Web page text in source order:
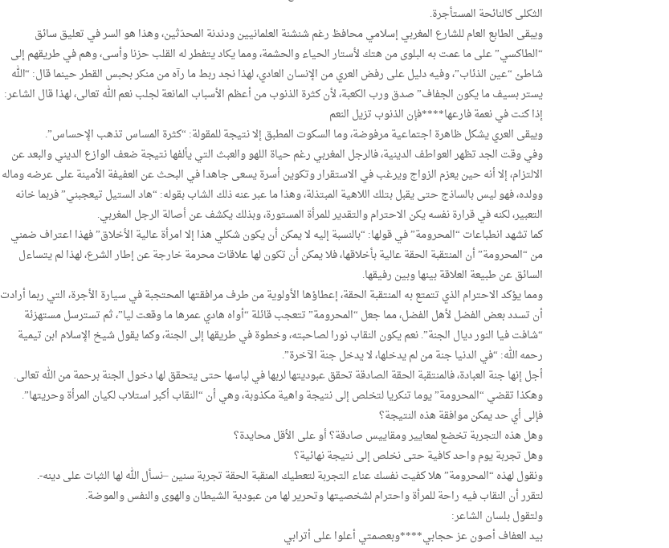
الثكلى كالنائحة المستأجرة.
ويبقى الطابع العام للشارع المغربي إسلامي محافظ رغم شنشنة العلمانيين ودندنة المحدَثين، وهذا هو السر في تعليق سائق
“الطاكسي” على ما عمت به البلوى من هتك لأستار الحياء والحشمة، ومما يكاد يتفطر له القلب حزنا وأسى، وهم في طريقهم إلى
شاطئ “عين الذئاب”، وفيه دليل على رفض العري من الإنسان العادي، لهذا نجد ربط ما رآه من منكر بحبس القطر حينما قال: “الله
يستر بسيف ما يكون الجفاف” صدق ورب الكعبة، لأن كثرة الذنوب من أعظم الأسباب المانعة لجلب نعم الله تعالى، لهذا قال الشاعر:
إذا كنت في نعمة فارعها****فإن الذنوب تزيل النعم
ويبقى العري يشكل ظاهرة اجتماعية مرفوضة، وما السكوت المطبق إلا نتيجة للمقولة: “كثرة المساس تذهب الإحساس”.
وفي وقت الجد تظهر العواطف الدينية، فالرجل المغربي رغم حياة اللهو والعبث التي يألفها نتيجة ضعف الوازع الديني والبعد عن
الالتزام، إلا أنه حين يعزم الزواج ويرغب في الاستقرار وتكوين أسرة يسعى جاهدا في البحث عن العفيفة الأمينة على عرضه وماله
وولده، فهو ليس بالساذج حتى يقبل بتلك اللاهية المبتذلة، وهذا ما عبر عنه ذلك الشاب بقوله: “هاد الستيل تيعجبني” فربما خانه
التعبير، لكنه في قرارة نفسه يكن الاحترام والتقدير للمرأة المستورة، وبذلك يكشف عن أصالة الرجل المغربي.
كما تشهد انطباعات “المحرومة” في قولها: “بالنسبة إليه لا يمكن أن يكون شكلي هذا إلا امرأة عالية الأخلاق” فهذا اعتراف ضمني
من “المحرومة” أن المنتقبة الحقة عالية بأخلاقها، فلا يمكن أن تكون لها علاقات محرمة خارجة عن إطار الشرع، لهذا لم يتساءل
السائق عن طبيعة العلاقة بينها وبين رفيقها.
ومما يؤكد الاحترام الذي تتمتع به المنتقبة الحقة، إعطاؤها الأولوية من طرف مرافقتها المحتجبة في سيارة الأجرة، التي ربما أرادت
أن تسدد بعض الفضل لأهل الفضل، مما جعل “المحرومة” تتعجب قائلة “أواه هادي عمرها ما وقعت ليا”، ثم تسترسل مستهزئة
“شافت فيا النور ديال الجنة”. نعم يكون النقاب نورا لصاحبته، وخطوة في طريقها إلى الجنة، وكما يقول شيخ الإسلام ابن تيمية
رحمه الله: “في الدنيا جنة من لم يدخلها، لا يدخل جنة الآخرة”.
أجل إنها جنة العبادة، فالمنتقبة الحقة الصادقة تحقق عبوديتها لربها في لباسها حتى يتحقق لها دخول الجنة برحمة من الله تعالى.
وهكذا تقضي “المحرومة” يوما تنكريا لتخلص إلى نتيجة واهية مكذوبة، وهي أن “النقاب أكبر استلاب لكيان المرأة وحريتها”.
فإلى أي حد يمكن موافقة هذه النتيجة؟
وهل هذه التجربة تخضع لمعايير ومقاييس صادقة؟ أو على الأقل محايدة؟
وهل تجربة يوم واحد كافية حتى نخلص إلى نتيجة نهائية؟
ونقول لهذه “المحرومة” هلا كفيت نفسك عناء التجربة لتعطيك المنقبة الحقة تجربة سنين –نسأل الله لها الثبات على دينه-.
لتقرر أن النقاب فيه راحة للمرأة واحترام لشخصيتها وتحرير لها من عبودية الشيطان والهوى والنفس والموضة.
ولتقول بلسان الشاعر:
بيد العفاف أصون عز حجابي****وبعصمتي أعلوا على أترابي